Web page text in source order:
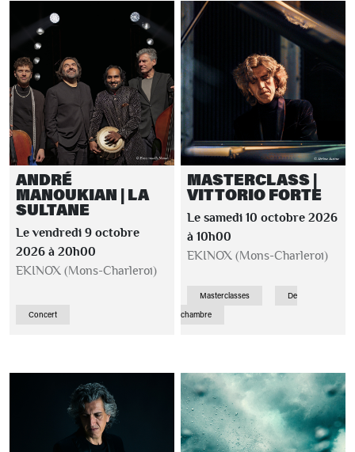
ANDRÉ
MANOUKIAN | LA
SULTANE
Le vendredi 9 octobre
2026 à 20h00
EKINOX (Mons-Charleroi)
Concert
MASTERCLASS |
VITTORIO FORTE
Le samedi 10 octobre 2026
à 10h00
EKINOX (Mons-Charleroi)
Masterclasses
De
chambre